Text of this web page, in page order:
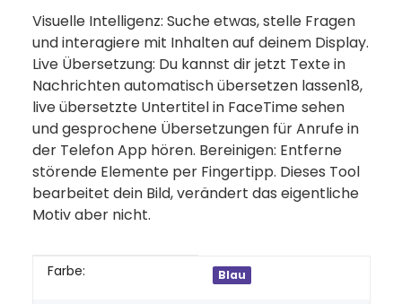
Visuelle Intelligenz: Suche etwas, stelle Fragen
und interagiere mit Inhalten auf deinem Display.
Live Übersetzung: Du kannst dir jetzt Texte in
Nachrichten auto­matisch übersetzen lassen18,
live übersetzte Untertitel in FaceTime sehen
und gesprochene Über­setzungen für Anrufe in
der Telefon App hören. Bereinigen: Entferne
störende Elemente per Fingertipp. Dieses Tool
bearbeitet dein Bild, verändert das eigentliche
Motiv aber nicht.
Produkteigenschaft
Wert
Farbe: Blau